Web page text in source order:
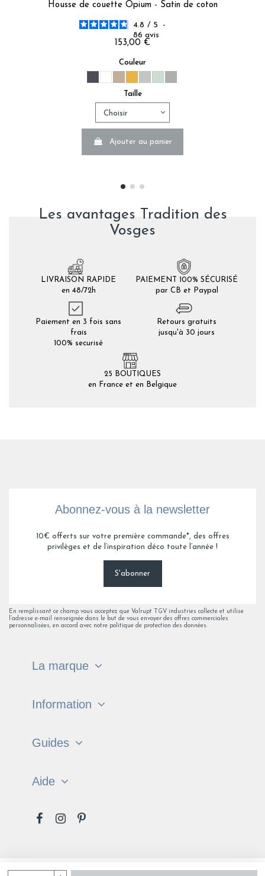
Housse de couette Opium - Satin de coton
4.8 / 5
-
86 avis
153,00 €
Couleur
Taille
Ajouter au panier
Les avantages Tradition des
Vosges
LIVRAISON RAPIDE
en 48/72h
PAIEMENT 100% SÉCURISÉ
par CB et Paypal
Paiement en 3 fois sans
frais
100% securisé
Retours gratuits
jusqu'à 30 jours
25 BOUTIQUES
en France et en Belgique
Abonnez-vous à la newsletter
10€ offerts sur votre première commande*, des offres
privilèges et de l’inspiration déco toute l’année !
S'abonner
En remplissant ce champ vous acceptez que Valrupt TGV industries collecte et utilise
l’adresse e-mail renseignée dans le but de vous envoyer des offres commerciales
personnalisées, en accord avec notre politique de protection des données.
La marque
Information
Guides
Aide